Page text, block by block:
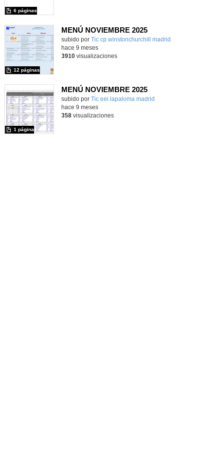
6 páginas
MENÚ NOVIEMBRE 2025
subido por Tic cp winstonchurchill madrid
12 páginas
hace 9 meses
3910visualizaciones
MENÚ NOVIEMBRE 2025
subido por Tic eei lapaloma madrid
1 página
hace 9 meses
358visualizaciones